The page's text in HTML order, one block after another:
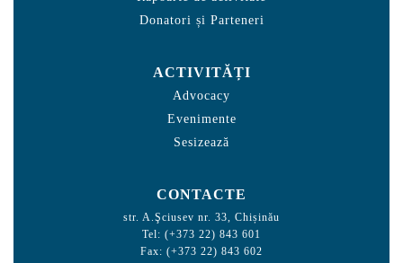
Donatori și Parteneri
ACTIVITĂȚI
Advocacy
Evenimente
Sesizează
CONTACTE
str. A.Şciusev nr. 33, Chișinău
Tel: (+373 22) 843 601
Fax: (+373 22) 843 602